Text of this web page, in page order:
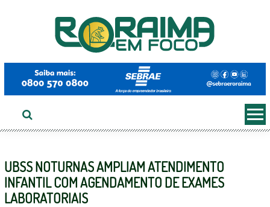
UBSS NOTURNAS AMPLIAM ATENDIMENTO
INFANTIL COM AGENDAMENTO DE EXAMES
LABORATORIAIS